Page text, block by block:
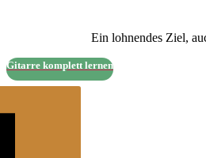
Ein lohnendes Ziel,
Gitarre komplett lernen